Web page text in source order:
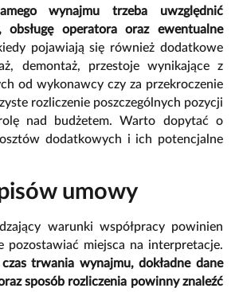
wynajmu trzeba uwzględnić
obsługę operatora oraz ewentualne
pojawiają się również dodatkowe
demontaż, przestoje wynikające z
od wykonawcy czy za przekroczenie
rozliczenie poszczególnych pozycji
nad budżetem. Warto dopytać o
dodatkowych i ich potencjalne
umowy
warunki współpracy powinien
pozostawiać miejsca na interpretacje.
trwania wynajmu, dokładne dane
sposób rozliczenia powinny znaleźć